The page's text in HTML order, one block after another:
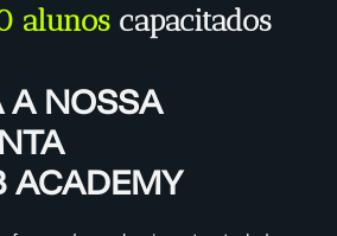
alunos capacitados
A NOSSA
ACADEMY